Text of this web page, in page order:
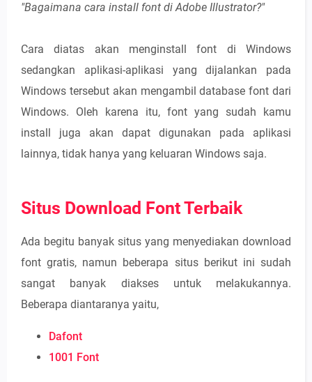
"Bagaimana cara install font di Adobe Illustrator?"
Cara diatas akan menginstall font di Windows
sedangkan aplikasi-aplikasi yang dijalankan pada
Windows tersebut akan mengambil database font dari
Windows. Oleh karena itu, font yang sudah kamu
install juga akan dapat digunakan pada aplikasi
lainnya, tidak hanya yang keluaran Windows saja.
Situs Download Font Terbaik
Ada begitu banyak situs yang menyediakan download
font gratis, namun beberapa situs berikut ini sudah
sangat banyak diakses untuk melakukannya.
Beberapa diantaranya yaitu,
Dafont
1001 Font